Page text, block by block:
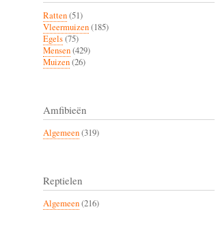
Ratten(51)
Vleermuizen(185)
Egels(75)
Mensen(429)
Muizen(26)
Amfibieën
Algemeen(319)
Reptielen
Algemeen(216)